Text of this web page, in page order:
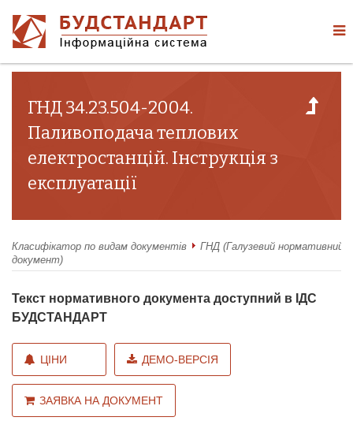
ГНД 34.23.504-2004.
Паливоподача теплових
електростанцій. Інструкція з
експлуатації
Класифікатор по видам документів
ГНД (Галузевий нормативний
документ)
Текст нормативного документа доступний в ІДС
БУДСТАНДАРТ
ЦІНИ ДЕМО-ВЕРСІЯ
ЗАЯВКА НА ДОКУМЕНТ